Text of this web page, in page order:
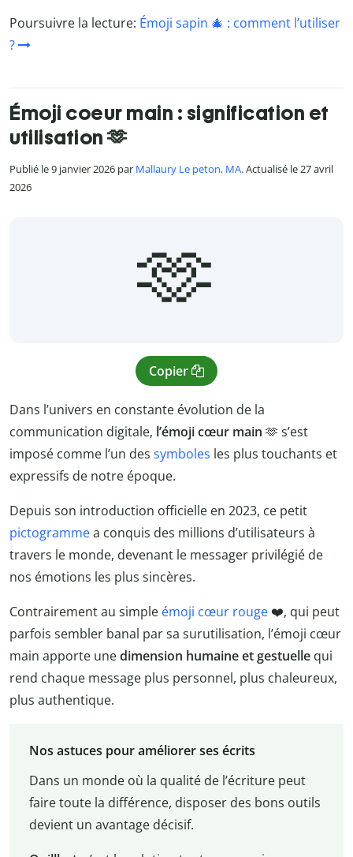
Poursuivre la lecture: Émoji sapin 🎄 : comment l’utiliser
?
Émoji coeur main : signification et
utilisation 🫶
Publié le 9 janvier 2026 par Mallaury Le peton, MA. Actualisé le 27 avril
2026
🫶
Copier
Dans l’univers en constante évolution de la
communication digitale, l’émoji cœur main 🫶 s’est
imposé comme l’un des symboles les plus touchants et
expressifs de notre époque.
Depuis son introduction officielle en 2023, ce petit
pictogrammea conquis des millions d’utilisateurs à
travers le monde, devenant le messager privilégié de
nos émotions les plus sincères.
Contrairement au simple émoji cœur rouge ❤️, qui peut
parfois sembler banal par sa surutilisation, l’émoji cœur
main apporte unedimension humaine et gestuelle qui
rend chaque message plus personnel, plus chaleureux,
plus authentique.
Nos astuces pour améliorer ses écrits
Dans un monde où la qualité de l’écriture peut
faire toute la différence, disposer des bons outils
devient un avantage décisif.